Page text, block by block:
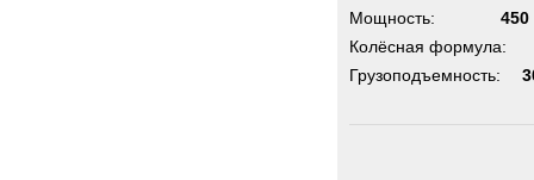
Мощность:
450
Колёсная формула:
Грузоподъемность: